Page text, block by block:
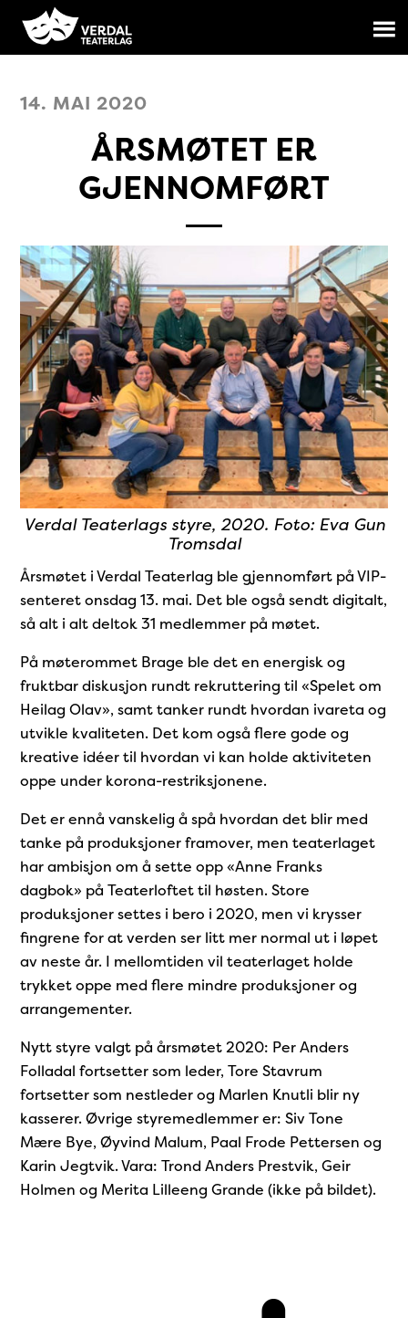
14. MAI 2020
ÅRSMØTET ER
GJENNOMFØRT
Verdal Teaterlags styre, 2020. Foto: Eva Gun
Tromsdal
Årsmøtet i Verdal Teaterlag ble gjennomført på VIP-
senteret onsdag 13. mai. Det ble også sendt digitalt,
så alt i alt deltok 31 medlemmer på møtet.
På møterommet Brage ble det en energisk og
fruktbar diskusjon rundt rekruttering til «Spelet om
Heilag Olav», samt tanker rundt hvordan ivareta og
utvikle kvaliteten. Det kom også flere gode og
kreative idéer til hvordan vi kan holde aktiviteten
oppe under korona-restriksjonene.
Det erennå vanskelig å spå hvordan det blir med
tanke på produksjoner framover, men teaterlaget
har ambisjon om å sette opp «Anne Franks
dagbok» på Teaterloftet til høsten. Store
produksjoner settes i bero i 2020, men vi krysser
fingrene for at verden ser litt mer normal ut i løpet
av neste år. I mellomtiden vil teaterlaget holde
trykket oppe med flere mindre produksjoner og
arrangementer.
Nytt styre valgt på årsmøtet 2020: Per Anders
Folladal fortsetter som leder, Tore Stavrum
fortsetter som nestleder og Marlen Knutli blir ny
kasserer. Øvrige styremedlemmer er: Siv Tone
Mære Bye, Øyvind Malum, Paal Frode Pettersen og
Karin Jegtvik. Vara: Trond Anders Prestvik, Geir
Holmen og Merita Lilleeng Grande (ikke på bildet).